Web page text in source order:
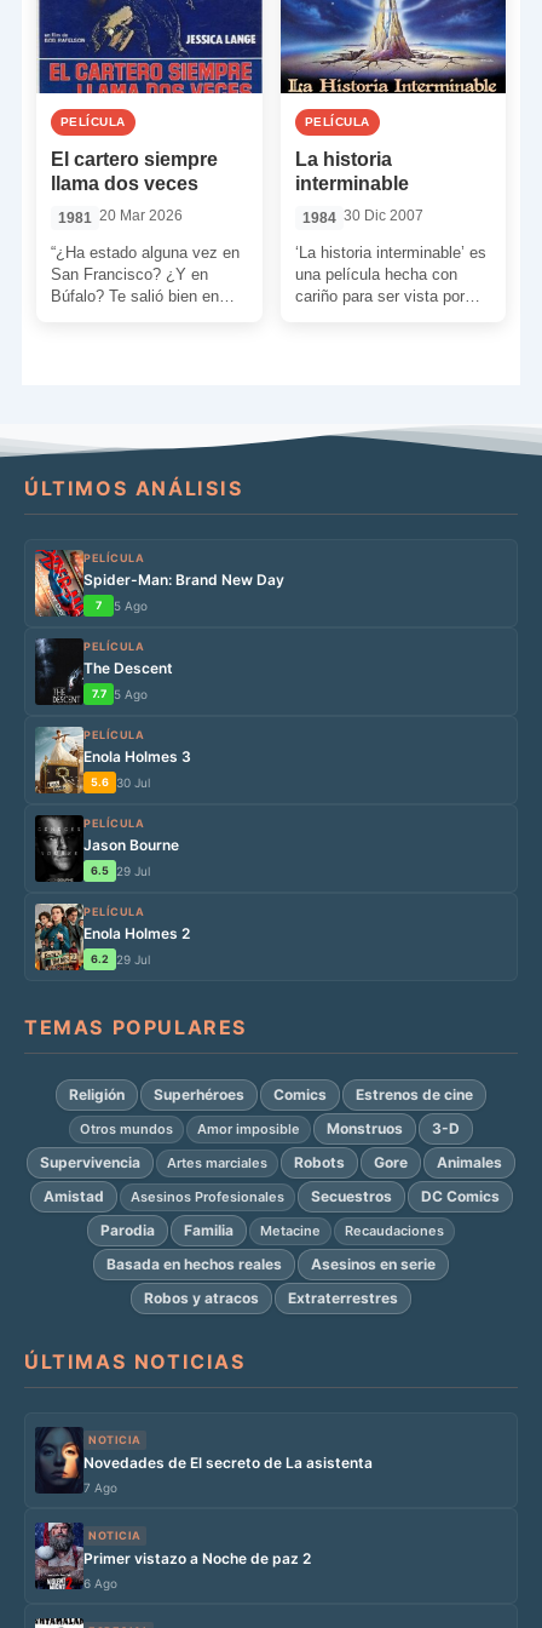
PELÍCULA
El cartero siempre
llama dos veces
1981 20 Mar 2026
“¿Ha estado alguna vez en
San Francisco? ¿Y en
Búfalo? Te salió bien en
PELÍCULA
La historia
interminable
1984 30 Dic 2007
‘La historia interminable’ es
una película hecha con
cariño para ser vista por
ÚLTIMOS ANÁLISIS
PELÍCULA
Spider-Man: Brand New Day
7 5 Ago
PELÍCULA
The Descent
7.7 5 Ago
PELÍCULA
Enola Holmes 3
5.6 30 Jul
PELÍCULA
Jason Bourne
6.5 29 Jul
PELÍCULA
Enola Holmes 2
6.2 29 Jul
TEMAS POPULARES
Religión Superhéroes Comics Estrenos de cine
Otros mundos Amor imposible Monstruos
3-D
Supervivencia
Artes marciales Robots Gore
Animales
Amistad
Asesinos Profesionales Secuestros
DC Comics
Parodia
Familia Metacine Recaudaciones
Basada en hechos reales
Asesinos en serie
Robos y atracos
Extraterrestres
ÚLTIMAS NOTICIAS
NOTICIA
Novedades de El secreto de La asistenta
7 Ago
NOTICIA
Primer vistazo a Noche de paz 2
6 Ago